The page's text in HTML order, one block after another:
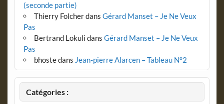
(seconde partie)
Thierry Folcherdans Gérard Manset – Je Ne Veux
Pas
Bertrand Lokuli dans Gérard Manset – Je Ne Veux
Pas
bhostedans Jean-pierre Alarcen – Tableau N°2
Catégories :